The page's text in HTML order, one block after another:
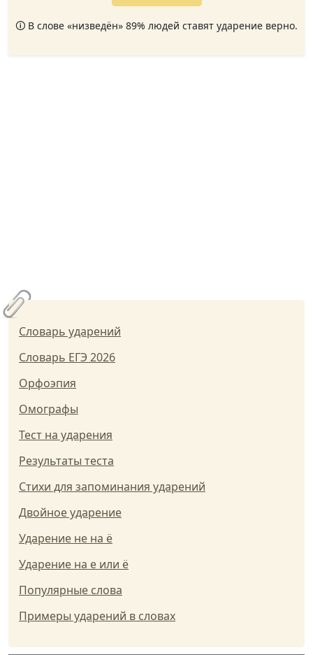
🛈 В слове «низведён» 89% людей ставят ударение верно.
Словарь ударений
Словарь ЕГЭ 2026
Орфоэпия
Омографы
Тест на ударения
Результаты теста
Стихи для запоминания ударений
Двойное ударение
Ударение не на ё
Ударение на е или ё
Популярные слова
Примеры ударений в словах